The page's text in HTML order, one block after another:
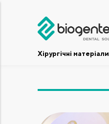
Хірургічні матеріали